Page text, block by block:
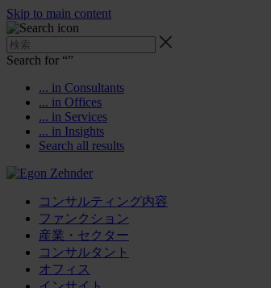
Skip to main content
Search for “”
... in Consultants
... in Offices
... in Services
... in Insights
Search all results
コンサルティング内容
ファンクション
産業・セクター
コンサルタント
オフィス